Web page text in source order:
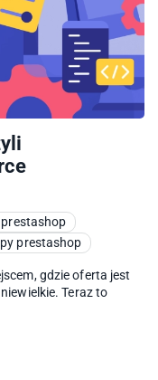
prestashop
prestashop
gdzie oferta jest
Teraz to